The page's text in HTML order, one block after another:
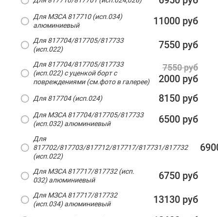
Для МЗСА 817710 (исп.034)
алюминиевый
11000 руб
Для 817704/817705/817733
(исп.022)
7550 руб
Для 817704/817705/817733
(исп.022) с уценкой борт с
повреждениями (см.фото в галерее)
7550 руб
2000 руб
Для 817704 (исп.024) 8150 руб
Для МЗСА 817704/817705/817733
(исп.032) алюминиевый
6500 руб
Для
817702/817703/817712/817717/817731/817732
(исп.022)
Для МЗСА 817717/817732 (исп.
032) алюминиевый
6750 руб
Для МЗСА 817717/817732
(исп.034) алюминиевый
13130 руб